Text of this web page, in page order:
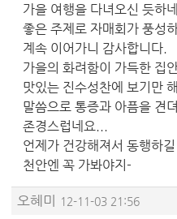
가을 여행을 다녀오신 듯하
좋은 주제로 자매회가 풍성
계속 이어가니 감사합니다.
가을의 화려함이 가득한 집
맛있는 진수성찬에 보기만
말씀으로 통증과 아픔을 견
존경스럽네요...
언제가 건강해져서 동행하
천안엔 꼭 가봐야지-
오혜미 12-11-03 21:56